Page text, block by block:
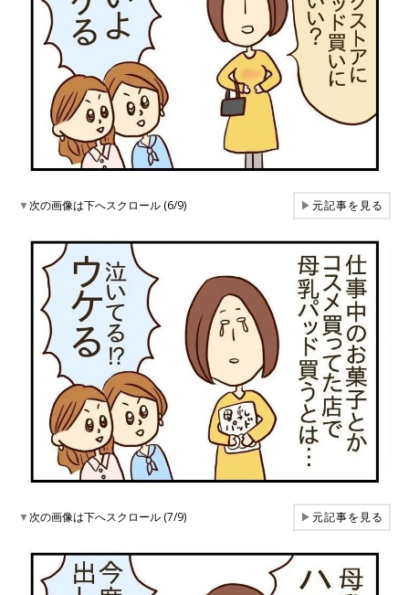
▼次の画像は下へスクロール (6/9) ▶元記事を見る
▼次の画像は下へスクロール (7/9) ▶元記事を見る